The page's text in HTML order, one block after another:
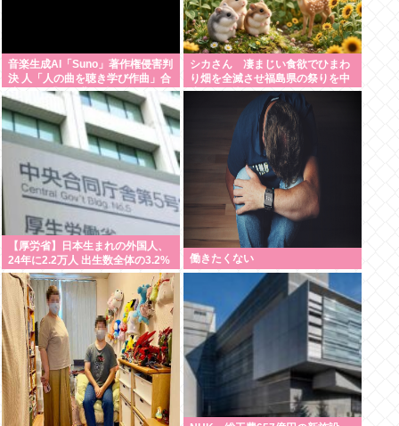
音楽生成AI「Suno」著作権侵害判
決 人「人の曲を聴き学び作曲」合
法 Suno「人の曲を聴き学び作
曲」著作権侵害 何が違う？
シカさん 凄まじい食欲でひまわ
り畑を全滅させ福島県の祭りを中
止に追い込む
【厚労省】日本生まれの外国人、
24年に2.2万人 出生数全体の3.2%
働きたくない